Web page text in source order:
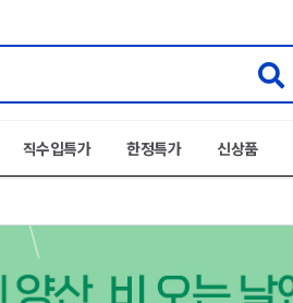
직수입특가 한정특가 신상품